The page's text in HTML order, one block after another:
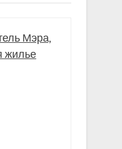
Мэра,
жилье